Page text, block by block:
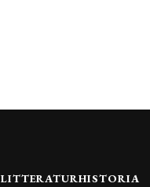
LITTERATURHISTORIA